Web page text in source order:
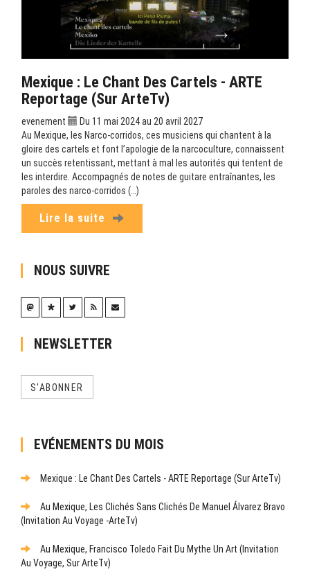
Mexique : Le Chant Des Cartels - ARTE
Reportage (sur ArteTv)
evenement
Du 11 mai 2024 au 20 avril 2027
Au Mexique, les Narco-corridos, ces musiciens qui chantent à la
gloire des cartels et font l’apologie de la narcoculture, connaissent
un succès retentissant, mettant à mal les autorités qui tentent de
les interdire. Accompagnés de notes de guitare entraînantes, les
paroles des narco-corridos (…)
Lire la suite
NOUS SUIVRE
NEWSLETTER
S'ABONNER
EVÉNEMENTS DU MOIS
Mexique : Le Chant Des Cartels - ARTE Reportage (sur ArteTv)
Au Mexique, Les Clichés Sans Clichés De Manuel Álvarez Bravo
(Invitation Au Voyage -ArteTv)
Au Mexique, Francisco Toledo Fait Du Mythe Un Art (Invitation
Au Voyage, Sur ArteTv)